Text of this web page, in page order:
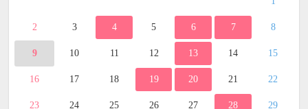
2 3 4 5 6 7 8
9 10 11 12 13 14 15
16 17 18 19 20 21 22
23 24 25 26 27 28 29